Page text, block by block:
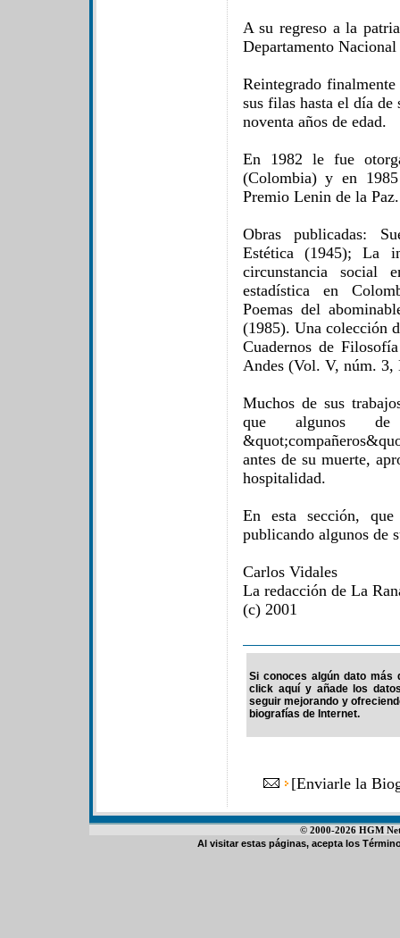
A su regreso a la
Departamento
Reintegrado
sus filas hasta el día
noventa años de edad.
En 1982 le fue
(Colombia) y en
Premio Lenin de la Paz.
Obras publicadas:
Estética (1945); La
circunstancia
estadística en
Poemas del
(1985). Una colección
Cuadernos de
Andes (Vol. V, núm. 3,
Muchos de sus
que algunos de
antes de su muerte,
hospitalidad.
En esta sección,
publicando algunos de
Carlos Vidales
La redacción de La
(c) 2001
Si conoces algún dato más
click aquí y añade los
seguir mejorando y
biografías de Internet.
[Enviarle la
© 2000-2026 HGM
Al visitar estas páginas, acepta los